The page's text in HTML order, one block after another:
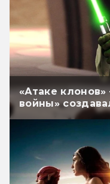
«Атаке
войны»